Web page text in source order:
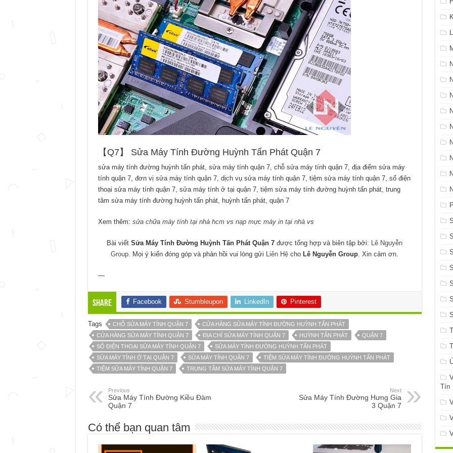
【Q7】 Sửa Máy Tính Đường Huỳnh Tấn Phát Quận 7
sửa máy tính đường huỳnh tấn phát, sửa máy tính quận 7, chỗ sửa máy tính quận 7, địa điểm sửa máy
tính quận 7, đơn vị sửa máy tính quận 7, dịch vụ sửa máy tính quận 7, tiệm sửa máy tính quận 7, số điện
thoại sửa máy tính quận 7, sửa máy tính ở tại quận 7, tiệm sửa máy tính đường huỳnh tấn phát, trung
tâm sửa máy tính đường huỳnh tấn phát, huỳnh tấn phát, quận 7
Xem thêm: sửa chữa máy tính tại nhà hcmvs nạp mực máy in tại nhàvs
Bài viết Sửa Máy Tính Đường Huỳnh Tấn Phát Quận 7 được tổng hợp và biên tập bởi: Lê Nguyễn
Group. Mọi ý kiến đóng góp và phản hồi vui lòng gửi Liên Hệ cho Lê Nguyễn Group. Xin cảm ơn.
—
Share Facebook Stumbleupon LinkedIn Pinterest
Tags CHỖ SỬA MÁY TÍNH QUẬN 7
CỬA HÀNG SỬA MÁY TÍNH ĐƯỜNG HUỲNH TẤN PHÁT
CỬA HÀNG SỬA MÁY TÍNH QUẬN 7
ĐỊA CHỈ SỬA MÁY TÍNH QUẬN 7 HUỲNH TẤN PHÁT
QUẬN 7
SỐ ĐIỆN THOẠI SỬA MÁY TÍNH QUẬN 7
SỬA MÁY TÍNH ĐƯỜNG HUỲNH TẤN PHÁT
SỬA MÁY TÍNH Ở TẠI QUẬN 7
SỬA MÁY TÍNH QUẬN 7
TIỆM SỬA MÁY TÍNH ĐƯỜNG HUỲNH TẤN PHÁT
TIỆM SỬA MÁY TÍNH QUẬN 7
TRUNG TÂM SỬA MÁY TÍNH QUẬN 7
Previous
Sửa Máy Tính Đường Kiều Đàm
Quận 7
Next
Sửa Máy Tính Đường Hưng Gia
3 Quận 7
Có thể bạn quan tâm
Tín